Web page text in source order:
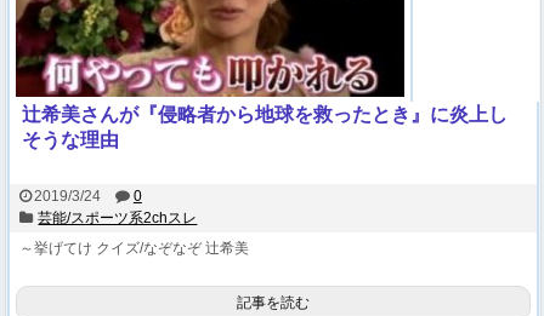
辻希美さんが『侵略者から地球を救ったとき』に炎上し
そうな理由
2019/3/24
0
芸能/スポーツ系2chスレ
～挙げてけ クイズ/なぞなぞ 辻希美
記事を読む